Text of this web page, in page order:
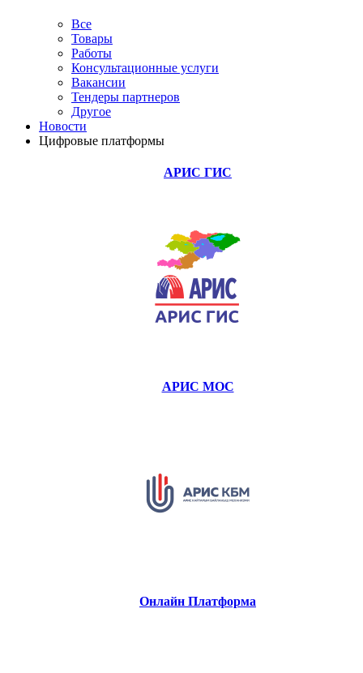
Все
Товары
Работы
Консультационные услуги
Вакансии
Тендеры партнеров
Другое
Новости
Цифровые платформы
АРИС ГИС
АРИС МОС
Онлайн Платформа